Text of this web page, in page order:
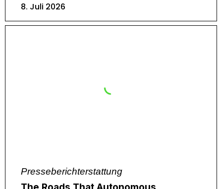
8. Juli 2026
Presseberichterstattung